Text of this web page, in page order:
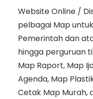
Website Online /
pelbagai Map
Pemerintah dan
hingga perguruan
Map Raport, Map
Agenda, Map
Cetak Map Murah,